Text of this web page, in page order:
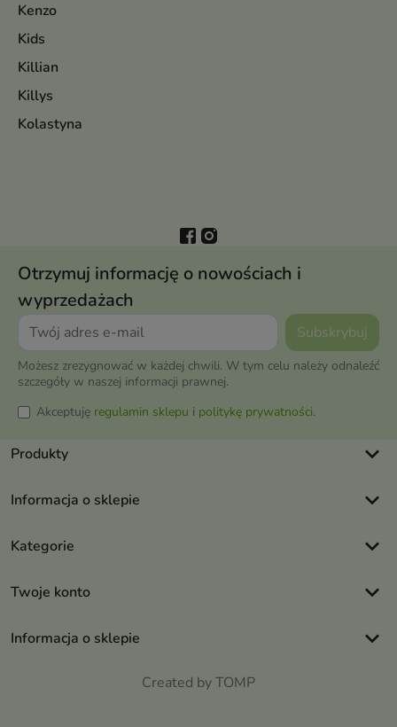
Kenzo
Kids
Killian
Killys
Kolastyna
Otrzymuj informację o nowościach i
wyprzedażach
Możesz zrezygnować w każdej chwili. W tym celu należy odnaleźć
szczegóły w naszej informacji prawnej.
Akceptuję regulamin sklepu i politykę prywatności.
Produkty keyboard_arrow_down
Informacja o sklepie keyboard_arrow_down
Kategorie keyboard_arrow_down
Twoje konto keyboard_arrow_down
Informacja o sklepie keyboard_arrow_down
Created by TOMP